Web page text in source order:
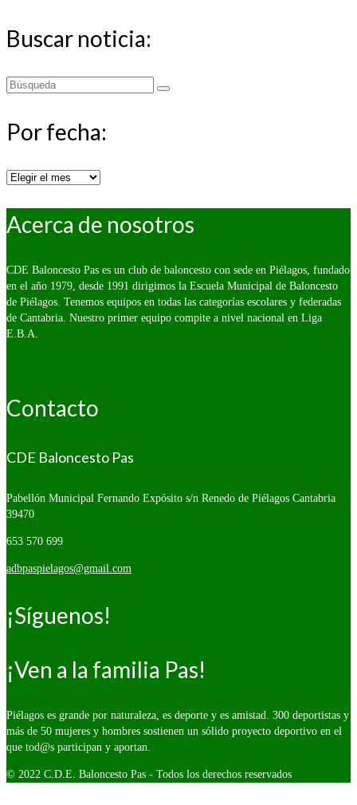
Buscar noticia:
Buscar
Por fecha:
Por
Acerca de nosotros
CDE Baloncesto Pas es un club de baloncesto con sede en Piélagos, fundado
en el año 1979, desde 1991 dirigimos la Escuela Municipal de Baloncesto
de Piélagos. Tenemos equipos en todas las categorías escolares y federadas
de Cantabria. Nuestro primer equipo compite a nivel nacional en Liga
E.B.A.
Contacto
CDE Baloncesto Pas
Pabellón Municipal Fernando Expósito s/n Renedo de Piélagos Cantabria
39470
653 570 699
adbpaspielagos@gmail.com
¡Síguenos!
¡Ven a la familia Pas!
Piélagos es grande por naturaleza, es deporte y es amistad. 300 deportistas y
más de 50 mujeres y hombres sostienen un sólido proyecto deportivo en el
que tod@s participan y aportan.
© 2022 C.D.E. Baloncesto Pas - Todos los derechos reservados